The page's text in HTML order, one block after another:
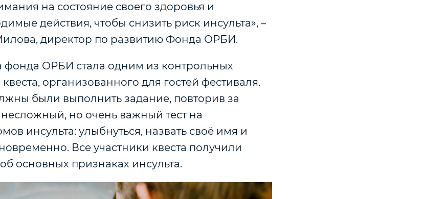
на состояние своего здоровья и
действия, чтобы снизить риск инсульта», –
директор по развитию Фонда ОРБИ.
фонда ОРБИ стала одним из контрольных
организованного для гостей фестиваля.
были выполнить задание, повторив за
но очень важный тест на
инсульта: улыбнуться, назвать своё имя и
Все участники квеста получили
основных признаках инсульта.